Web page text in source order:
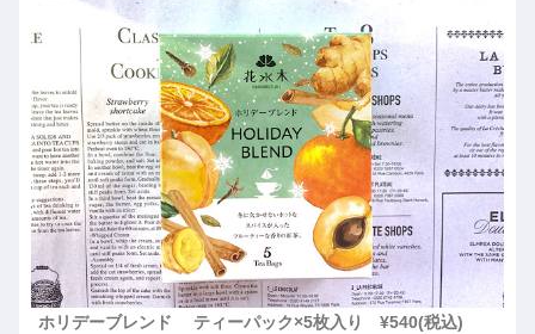
ホリデーブレンド ティーパック×5枚入り ¥540(税込)